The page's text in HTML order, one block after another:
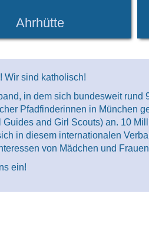
Ahrhütte
Wir sind katholisch!
in dem sich bundesweit rund
Pfadfinderinnen in München
and Girl Scouts) an. 10
in diesem internationalen
von Mädchen und
ein!